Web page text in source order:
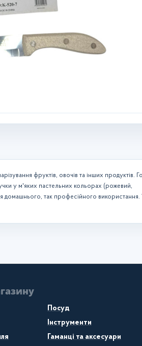
фруктів, овочів та інших продуктів.
у м'яких пастельних кольорах (рожевий,
домашнього, так професійного використання.
Посуд
Інструменти
Гаманці та аксесуари